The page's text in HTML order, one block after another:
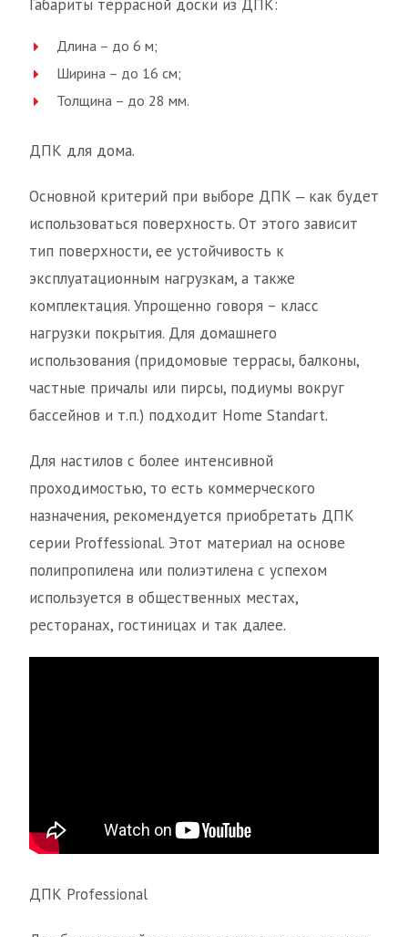
Габариты террасной доски из ДПК:
Длина – до 6 м;
Ширина – до 16 см;
Толщина – до 28 мм.
ДПК для дома.
Основной критерий при выборе ДПК ‒ как будет
использоваться поверхность. От этого зависит
тип поверхности, ее устойчивость к
эксплуатационным нагрузкам, а также
комплектация. Упрощенно говоря – класс
нагрузки покрытия. Для домашнего
использования (придомовые террасы, балконы,
частные причалы или пирсы, подиумы вокруг
бассейнов и т.п.) подходит Home Standart.
Для настилов с более интенсивной
проходимостью, то есть коммерческого
назначения, рекомендуется приобретать ДПК
серии Proffessional. Этот материал на основе
полипропилена или полиэтилена с успехом
используется в общественных местах,
ресторанах, гостиницах и так далее.
ДПК Professional